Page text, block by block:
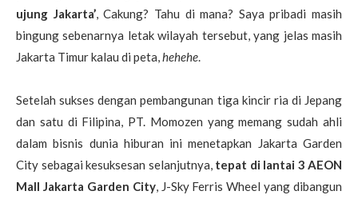
ujung Jakarta’, Cakung? Tahu di mana? Saya pribadi masih
bingung sebenarnya letak wilayah tersebut, yang jelas masih
Jakarta Timur kalau di peta, hehehe
Setelah sukses dengan pembangunan tiga kincir ria di Jepang
dan satu di Filipina, PT. Momozen yang memang sudah ahli
dalam bisnis dunia hiburan ini menetapkan Jakarta Garden
City sebagai kesuksesan selanjutnya, tepat di lantai 3 AEON
Mall Jakarta Garden City, J-Sky Ferris Wheel yang dibangun